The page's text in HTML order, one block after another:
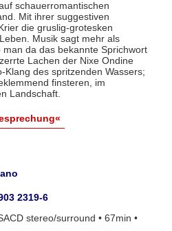
schauerromantischen
Mit ihrer suggestiven
die gruslig-grotesken
Musik sagt mehr als
da das bekannte Sprichwort
Lachen der Nixe Ondine
Klang des spritzenden Wassers;
finsteren, im
Landschaft.
2319-6
stereo/surround • 67min •